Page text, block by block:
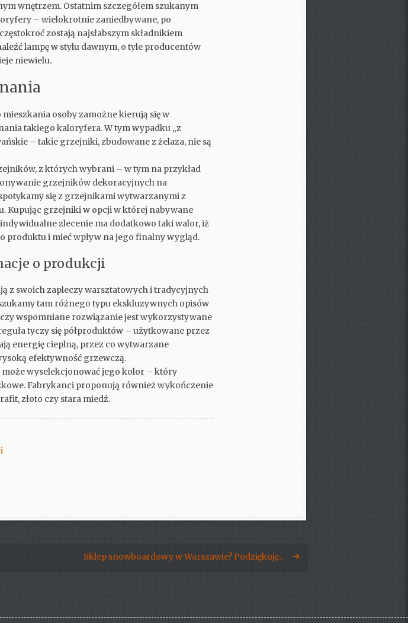
wnętrzem. Ostatnim szczegółem szukanym
– wielokrotnie zaniedbywane, po
zostają najsłabszym składnikiem
lampę w stylu dawnym, o tyle producentów
niewielu.
osoby zamożne kierują się w
takiego kaloryfera. W tym wypadku „z
– takie grzejniki, zbudowane z żelaza, nie są
z których wybrani – w tym na przykład
grzejników dekoracyjnych na
się z grzejnikami wytwarzanymi z
Kupując grzejniki w opcji w której nabywane
zlecenie ma dodatkowo taki walor, iż
produktu i mieć wpływ na jego finalny wygląd.
o produkcji
z swoich zapleczy warsztatowych i tradycyjnych
tam różnego typu ekskluzywnych opisów
wspomniane rozwiązanie jest wykorzystywane
tyczy się półproduktów – użytkowane przez
energię cieplną, przez co wytwarzane
efektywność grzewczą.
wyselekcjonować jego kolor – który
Fabrykanci proponują również wykończenie
złoto czy stara miedź.
Sklep snowboardowy w Warszawie? Podziękuję..